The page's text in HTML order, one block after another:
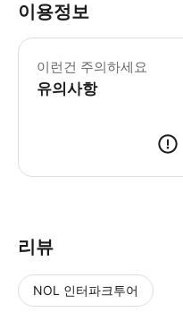
이용정보
이런건 주의하세요
유의사항
리뷰
NOL 인터파크투어